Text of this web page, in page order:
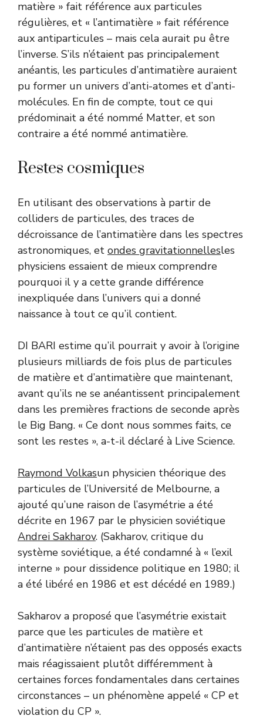
matière » fait référence aux particules
régulières, et « l’antimatière » fait référence
aux antiparticules – mais cela aurait pu être
l’inverse. S’ils n’étaient pas principalement
anéantis, les particules d’antimatière auraient
pu former un univers d’anti-atomes et d’anti-
molécules. En fin de compte, tout ce qui
prédominait a été nommé Matter, et son
contraire a été nommé antimatière.
Restes cosmiques
En utilisant des observations à partir de
colliders de particules, des traces de
décroissance de l’antimatière dans les spectres
astronomiques, et ondes gravitationnellesles
physiciens essaient de mieux comprendre
pourquoi il y a cette grande différence
inexpliquée dans l’univers qui a donné
naissance à tout ce qu’il contient.
DI BARI estime qu’il pourrait y avoir à l’origine
plusieurs milliards de fois plus de particules
de matière et d’antimatière que maintenant,
avant qu’ils ne se anéantissent principalement
dans les premières fractions de seconde après
le Big Bang. « Ce dont nous sommes faits, ce
sont les restes », a-t-il déclaré à Live Science.
Raymond Volkasun physicien théorique des
particules de l’Université de Melbourne, a
ajouté qu’une raison de l’asymétrie a été
décrite en 1967 par le physicien soviétique
Andrei Sakharov. (Sakharov, critique du
système soviétique, a été condamné à « l’exil
interne » pour dissidence politique en 1980; il
a été libéré en 1986 et est décédé en 1989.)
Sakharov a proposé que l’asymétrie existait
parce que les particules de matière et
d’antimatière n’étaient pas des opposés exacts
mais réagissaient plutôt différemment à
certaines forces fondamentales dans certaines
circonstances – un phénomène appelé « CP et
violation du CP ».